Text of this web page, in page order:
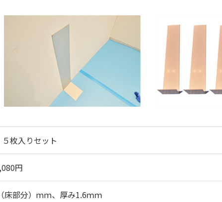
枚入りセット
円
部分）ｍｍ、厚み1.6ｍｍ